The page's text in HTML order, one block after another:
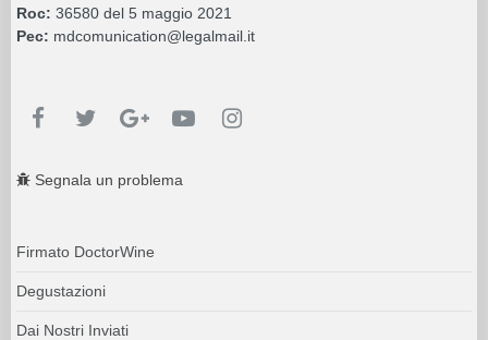
Roc: 36580 del 5 maggio 2021
Pec: mdcomunication@legalmail.it
Segnala un problema
Firmato DoctorWine
Degustazioni
Dai Nostri Inviati